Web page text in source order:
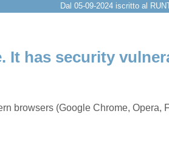
Dal 05-09-2024 iscritto al
It has security
browsers (Google Chrome, Opera,